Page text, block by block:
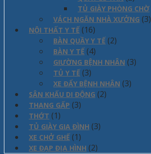
TỦ GIÀY PHÒNG CHỜ
VÁCH NGĂN NHÀ XƯỞNG (3)
NỘI THẤT Y TẾ (16)
BÀN QUẦY Y TẾ (2)
BÀN Y TẾ (4)
GIƯỜNG BỆNH NHÂN (3)
TỦ Y TẾ (3)
XE ĐẨY BỆNH NHÂN (3)
SÂN KHẤU DI ĐỘNG (2)
THANG GẤP (3)
THỚT (1)
TỦ GIÀY GIA ĐÌNH (3)
XE CHỞ GHẾ (1)
XE ĐẠP ĐỊA HÌNH (2)